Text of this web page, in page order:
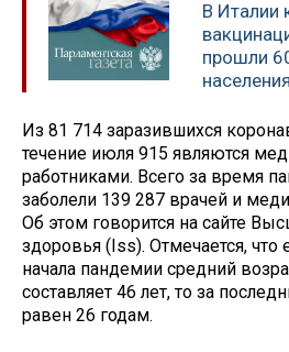
В Италии
прошли
Из 81 714 заразившихся
течение июля 915 являются
работниками. Всего за время
заболели 139 287 врачей и
Об этом говорится на сайте
здоровья (Iss). Отмечается, что
начала пандемии средний
составляет 46 лет, то за
равен 26 годам.